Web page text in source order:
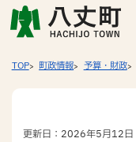
TOP 町政情報 予算・財政
更新日：2026年5月12日